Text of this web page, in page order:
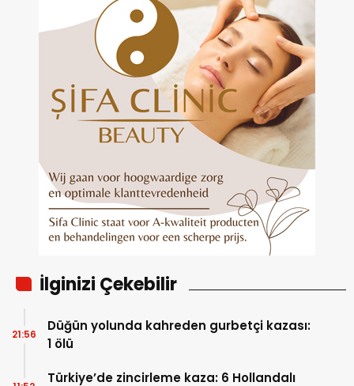
İlginizi Çekebilir
Düğün yolunda kahreden gurbetçi kazası:
1 ölü
21:56
Türkiye’de zincirleme kaza: 6 Hollandalı